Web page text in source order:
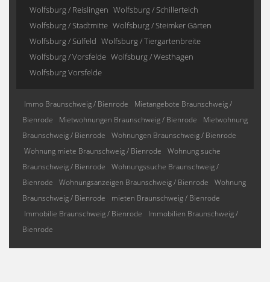
Wolfsburg / Reislingen Wolfsburg / Schillerteich
Wolfsburg / Stadtmitte Wolfsburg / Steimker Gärten
Wolfsburg / Sülfeld Wolfsburg / Tiergartenbreite
Wolfsburg / Vorsfelde Wolfsburg / Westhagen
Wolfsburg Vorsfelde
Immo Braunschweig / Bienrode
Mietangebote Braunschweig /
Bienrode
Mietwohnungen Braunschweig / Bienrode
Mietwohnung
Braunschweig / Bienrode
Wohnungen Braunschweig / Bienrode
Wohnung miete Braunschweig / Bienrode
Wohnung suche
Braunschweig / Bienrode
Wohnungssuche Braunschweig /
Bienrode
Wohnungsanzeigen Braunschweig / Bienrode
Wohnung
Braunschweig / Bienrode
mieten Braunschweig / Bienrode
Immobilie Braunschweig / Bienrode
Immobilien Braunschweig /
Bienrode